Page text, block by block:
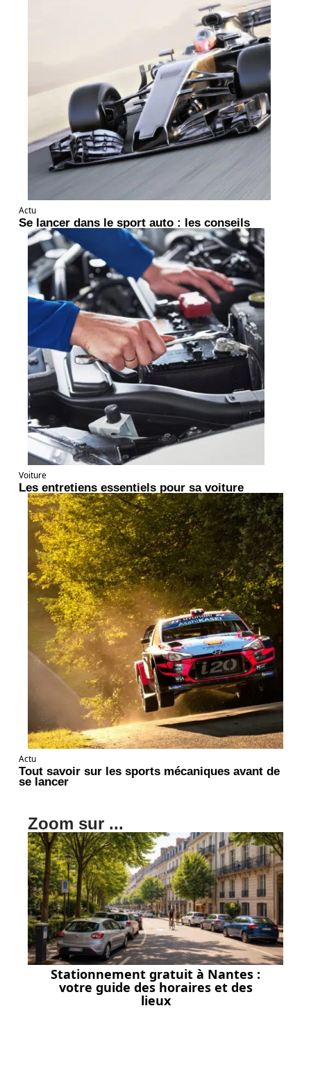
Actu
Se lancer dans le sport auto : les conseils
Voiture
Les entretiens essentiels pour sa voiture
Actu
Tout savoir sur les sports mécaniques avant de
se lancer
Zoom sur ...
Stationnement gratuit à Nantes :
votre guide des horaires et des
lieux